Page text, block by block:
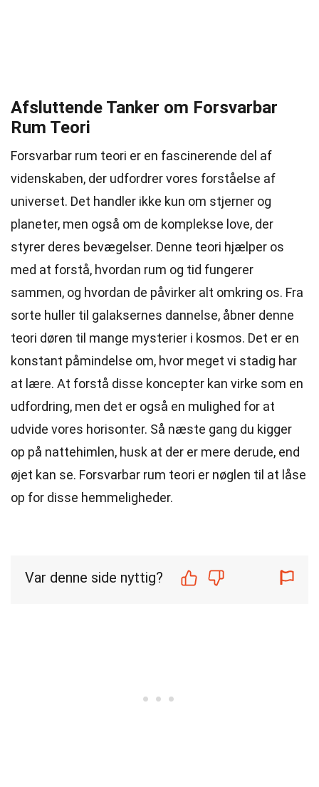
Afsluttende Tanker om Forsvarbar
Rum Teori
Forsvarbar rum teori er en fascinerende del af
videnskaben, der udfordrer vores forståelse af
universet. Det handler ikke kun om stjerner og
planeter, men også om de komplekse love, der
styrer deres bevægelser. Denne teori hjælper os
med at forstå, hvordan rum og tid fungerer
sammen, og hvordan de påvirker alt omkring os. Fra
sorte huller til galaksernes dannelse, åbner denne
teori døren til mange mysterier i kosmos. Det er en
konstant påmindelse om, hvor meget vi stadig har
at lære. At forstå disse koncepter kan virke som en
udfordring, men det er også en mulighed for at
udvide vores horisonter. Så næste gang du kigger
op på nattehimlen, husk at der er mere derude, end
øjet kan se. Forsvarbar rum teori er nøglen til at låse
op for disse hemmeligheder.
Var denne side nyttig?